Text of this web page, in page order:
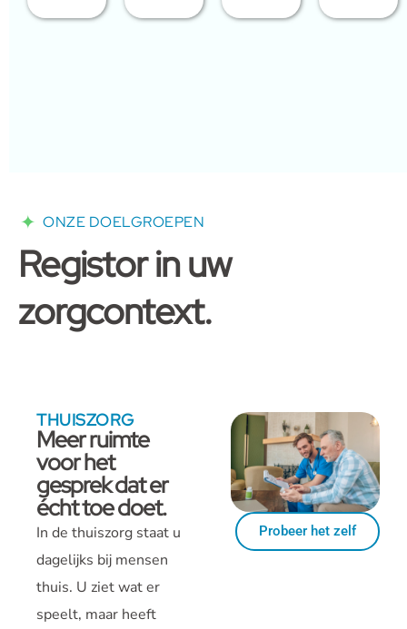
ONZE DOELGROEPEN
Registor in uw
zorgcontext.
THUISZORG
Meer ruimte
voor het
gesprek dat er
écht toe doet.
In de thuiszorg staat u
dagelijks bij mensen
thuis. U ziet wat er
speelt, maar heeft
Probeer het zelf